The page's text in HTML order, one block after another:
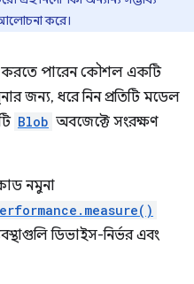
আলোচনা করে।
করতে পারেন কৌশল একটি
জন্য, ধরে নিন প্রতিটি মডেল
Blob অবজেক্টে সংরক্ষণ
নমুনা
ডিভাইস-নির্ভর এবং